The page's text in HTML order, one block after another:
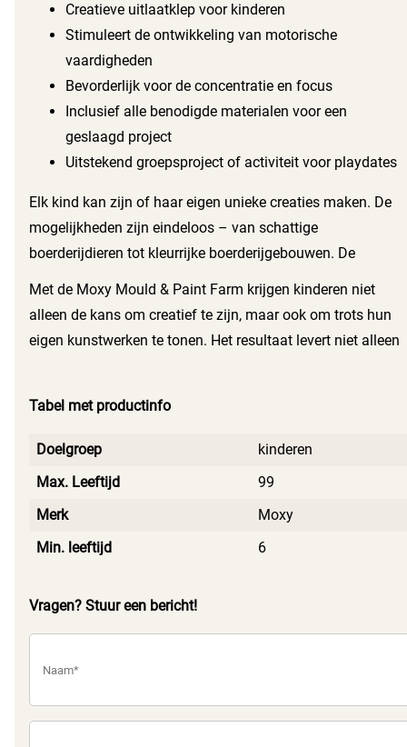
Creatieve uitlaatklep voor kinderen
Stimuleert de ontwikkeling van motorische
vaardigheden
Bevorderlijk voor de concentratie en focus
Inclusief alle benodigde materialen voor een
geslaagd project
Uitstekend groepsproject of activiteit voor playdates
Elk kind kan zijn of haar eigen unieke creaties maken. De
mogelijkheden zijn eindeloos – van schattige
boerderijdieren tot kleurrijke boerderijgebouwen. De
Met de Moxy Mould & Paint Farm krijgen kinderen niet
alleen de kans om creatief te zijn, maar ook om trots hun
eigen kunstwerken te tonen. Het resultaat levert niet alleen
verjaardagsfeestjes, knutselmiddagen of als
verjaardagscadeau. Maak de creativiteit van je kind vrij en
Tabel met productinfo
Doelgroep
kinderen
Max. Leeftijd
99
Merk
Moxy
Min. leeftijd
6
Vragen? Stuur een bericht!